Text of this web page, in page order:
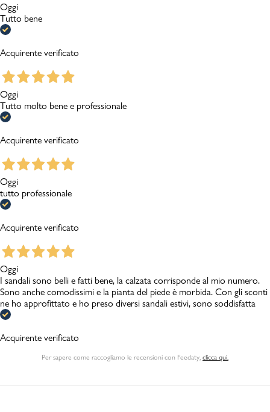
Oggi
Tutto bene
Acquirente verificato
Oggi
Tutto molto bene e professionale
Acquirente verificato
Oggi
tutto professionale
Acquirente verificato
Oggi
I sandali sono belli e fatti bene, la calzata corrisponde al mio numero.
Sono anche comodissimi e la pianta del piede è morbida. Con gli sconti
ne ho approfittato e ho preso diversi sandali estivi, sono soddisfatta
Acquirente verificato
Per sapere come raccogliamo le recensioni con Feedaty clicca qui.